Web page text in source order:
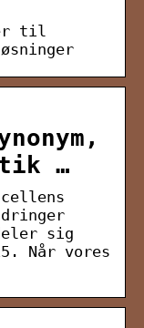
til
…
sig
Når vores